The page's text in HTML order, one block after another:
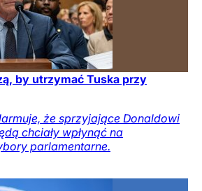
by utrzymać Tuska przy
że sprzyjające Donaldowi
chciały wpłynąć na
parlamentarne.